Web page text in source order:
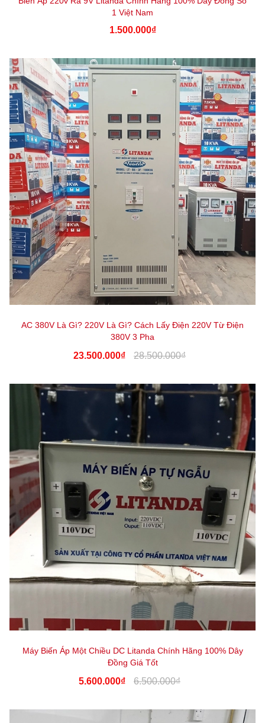
1 Việt Nam
1.500.000₫
AC 380V Là Gì? 220V Là Gì? Cách Lấy Điện 220V Từ Điện
380V 3 Pha
23.500.000₫ 28.500.000₫
Máy Biến Áp Một Chiều DC Litanda Chính Hãng 100% Dây
Đồng Giá Tốt
5.600.000₫ 6.500.000₫